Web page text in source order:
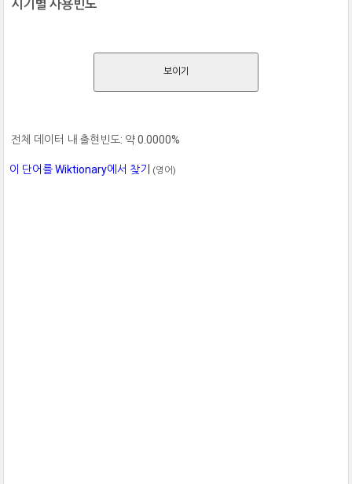
시기별 사용빈도
보이기
전체 데이터 내 출현빈도: 약 0.0000%
이 단어를 Wiktionary에서 찾기 (영어)